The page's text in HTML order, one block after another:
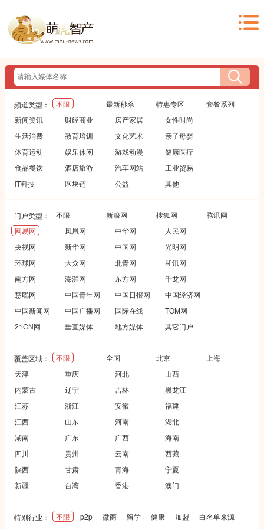
频道类型： 不限 最新秒杀 特惠专区
套餐系列
新闻资讯
财经商业 房产家居
女性时尚
生活消费
教育培训 文化艺术
亲子母婴
体育运动
娱乐休闲 游戏动漫
健康医疗
食品餐饮
酒店旅游 汽车网站
工业贸易
IT科技
区块链 公益 其他
门户类型： 不限 新浪网 搜狐网
腾讯网
网易网
凤凰网 中华网
人民网
央视网
新华网 中国网
光明网
环球网
大众网 北青网
和讯网
南方网
澎湃网 东方网
千龙网
慧聪网
中国青年网 中国日报网
中国经济网
中国新闻网
中国广播网 国际在线
TOM网
21CN网
垂直媒体 地方媒体 其它门户
覆盖区域： 不限 全国 北京
上海
天津
重庆 河北
山西
内蒙古
辽宁 吉林
黑龙江
江苏
浙江 安徽
福建
江西
山东 河南
湖北
湖南
广东 广西
海南
四川
贵州 云南
西藏
陕西
甘肃 青海
宁夏
新疆
台湾 香港 澳门
特别行业： 不限 p2p 微商 留学 健康 加盟
白名单来源